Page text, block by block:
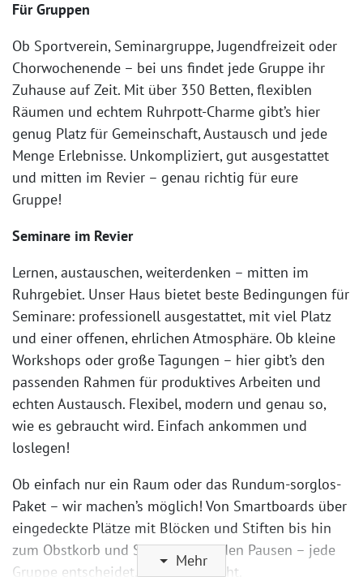
Für Gruppen
Ob Sportverein, Seminargruppe, Jugendfreizeit oder
Chorwochenende – bei uns findet jede Gruppe ihr
Zuhause auf Zeit. Mit über 350 Betten, flexiblen
Räumen und echtem Ruhrpott-Charme gibt’s hier
genug Platz für Gemeinschaft, Austausch und jede
Menge Erlebnisse. Unkompliziert, gut ausgestattet
und mitten im Revier – genau richtig für eure
Gruppe!
Seminare im Revier
Lernen, austauschen, weiterdenken – mitten im
Ruhrgebiet. Unser Haus bietet beste Bedingungen für
Seminare: professionell ausgestattet, mit viel Platz
und einer offenen, ehrlichen Atmosphäre. Ob kleine
Workshops oder große Tagungen – hier gibt’s den
passenden Rahmen für produktives Arbeiten und
echten Austausch. Flexibel, modern und genau so,
wie es gebraucht wird. Einfach ankommen und
loslegen!
Ob einfach nur ein Raum oder das Rundum-sorglos-
Paket – wir machen’s möglich! Von Smartboards über
eingedeckte Plätze mit Blöcken und Stiften bis hin
zum Obstkorb und Stehkaffee in den Pausen – jede
Gruppe entscheidet, was sie braucht.
Mehr